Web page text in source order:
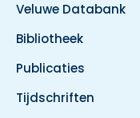
Veluwe Databank
Bibliotheek
Publicaties
Tijdschriften